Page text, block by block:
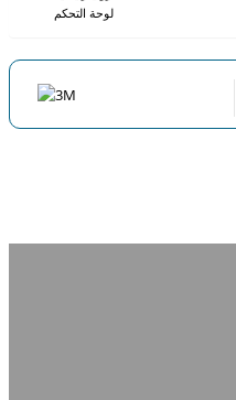
لوحة التحكم